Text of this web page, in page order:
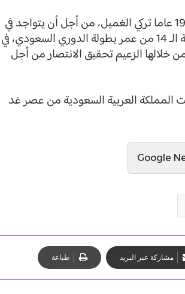
واتخذ خيسوس قرارًا هامًا باستدعاء مهاجم تحت السن صاحب الـ 19 عاما تركي الغميل، من أجل أن يتواجد في
قائمة الفريق من أجل مواجهة نادي العروبة ضمن منافسات الجولة الـ 14 من عمر بطولة الدوري السعودي، في
خلالها الزعيم تحقيق الانتصار من أجل
المملكة العربية السعودية من عصر غد
مشاركة عبر البريد طباعة